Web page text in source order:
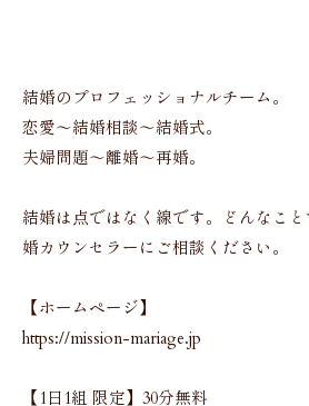
結婚のプロフェッショナルチーム。
恋愛〜結婚相談〜結婚式。
夫婦問題〜離婚〜再婚。
結婚は点ではなく線です。どんなこ
婚カウンセラーにご相談ください。
【ホームページ】
https://mission-mariage.jp
【1日1組 限定】30分無料